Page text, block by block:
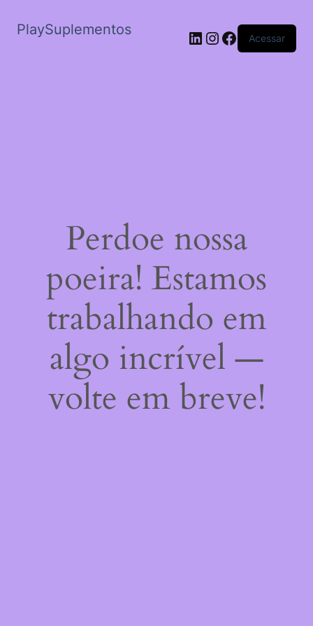
PlaySuplementos LinkedIn
Instagram
Facebook
Acessar
Perdoe nossa
poeira! Estamos
trabalhando em
algo incrível —
volte em breve!